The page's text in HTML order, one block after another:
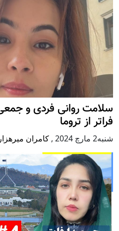
فراتر از تروما
شنبه2 مارچ 2024 , کامران میرهزار